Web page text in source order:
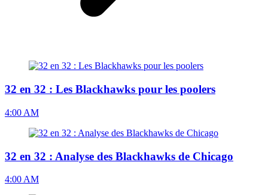
32 en 32 : Les Blackhawks pour les poolers
4:00 AM
32 en 32 : Analyse des Blackhawks de Chicago
4:00 AM